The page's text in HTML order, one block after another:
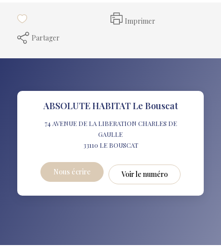
Imprimer
Partager
ABSOLUTE HABITAT Le Bouscat
74 AVENUE DE LA LIBERATION CHARLES DE
GAULLE
33110 LE BOUSCAT
Nous écrire Voir le numéro